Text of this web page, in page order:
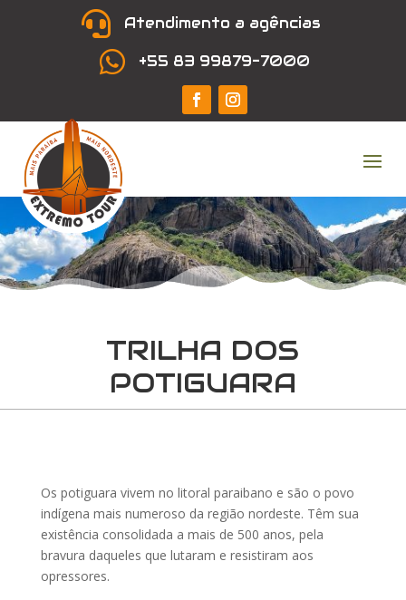
 Atendimento a agências
 +55 83 99879-7000
TRILHA DOS
POTIGUARA
Os potiguara vivem no litoral paraibano e são o povo
indígena mais numeroso da região nordeste. Têm sua
existência consolidada a mais de 500 anos, pela
bravura daqueles que lutaram e resistiram aos
opressores.